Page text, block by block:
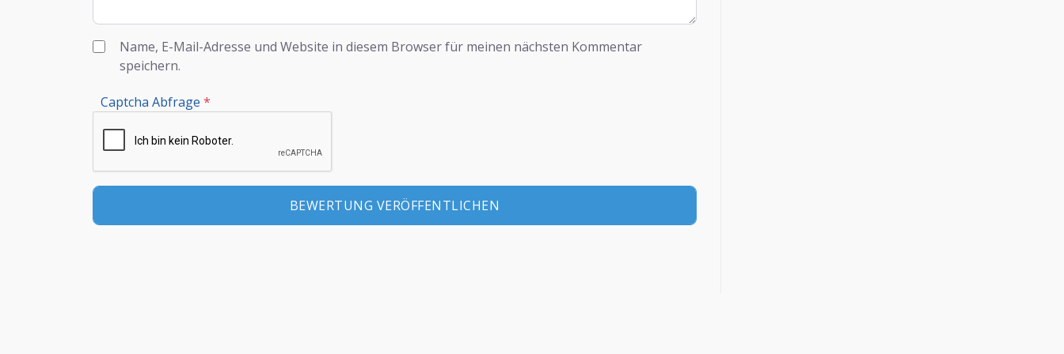
Name, E-Mail-Adresse und Website in diesem Browser für meinen nächsten Kommentar
speichern.
Captcha Abfrage *